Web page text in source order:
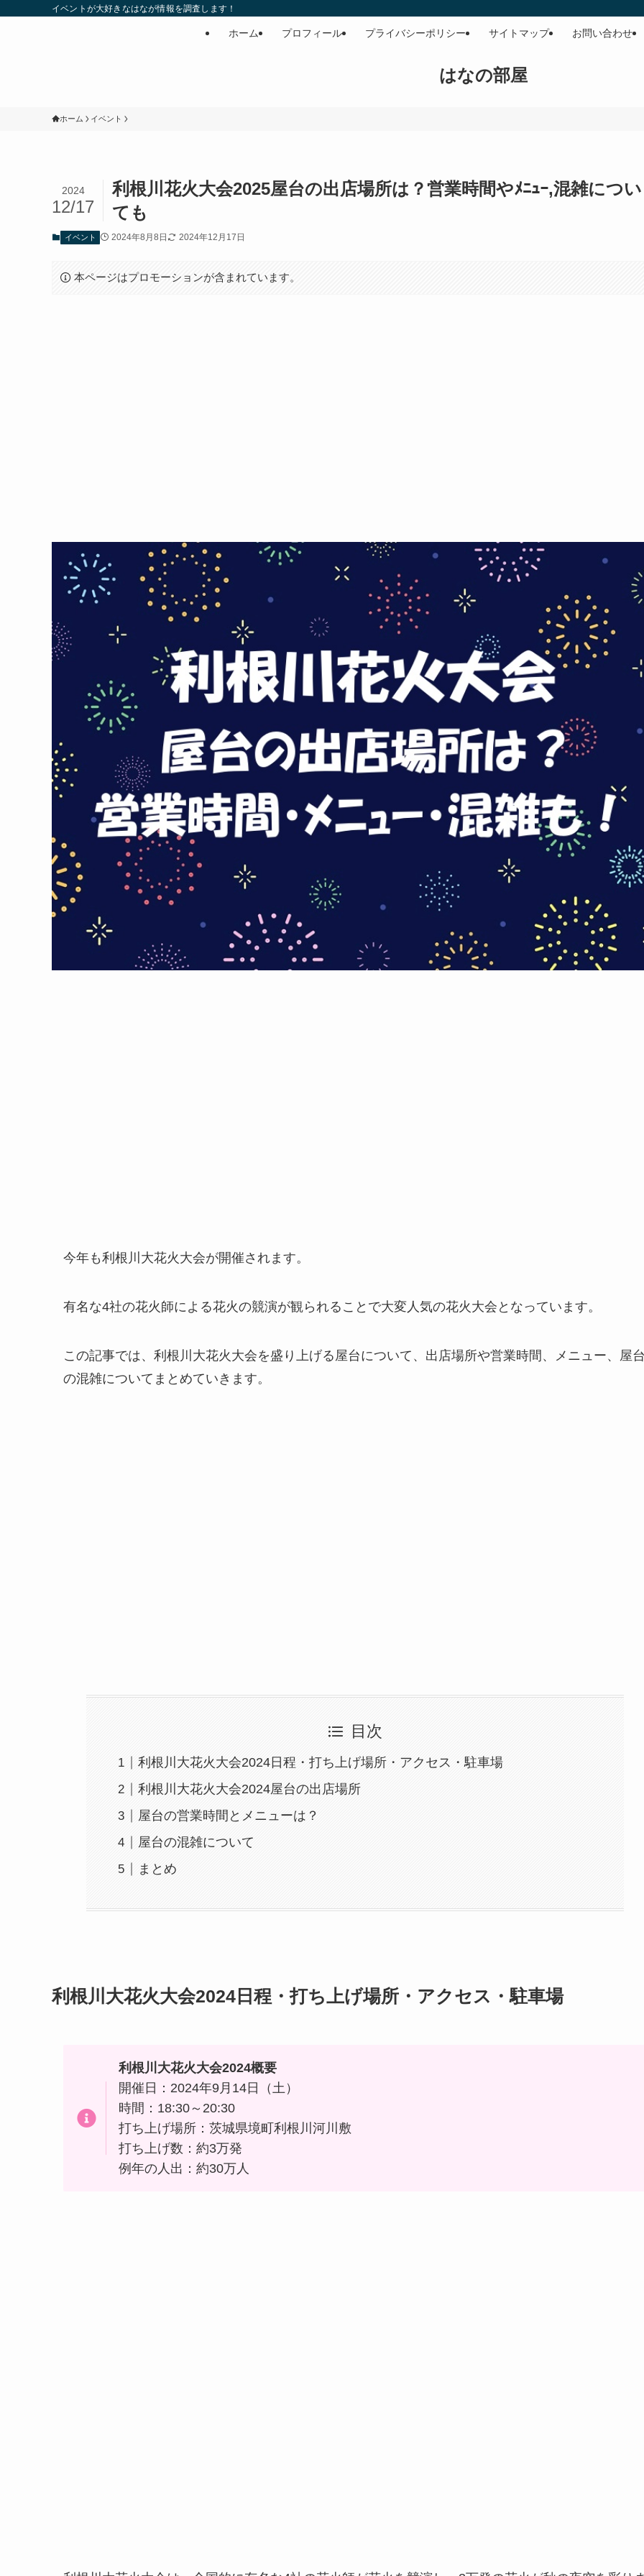
イベントが大好きなはなが情報を調査します！
はなの部屋
ホーム プロフィール プライバシーポリシー サイトマップ お問い合わせ
ホーム イベント
利根川花火大会2025屋台の出店場所は？営業時間やﾒﾆｭｰ,混雑につい
ても
2024
12/17
イベント 2024年8月8日 2024年12月17日
本ページはプロモーションが含まれています。
今年も利根川大花火大会が開催されます。
有名な4社の花火師による花火の競演が観られることで大変人気の花火大会となっています。
この記事では、利根川大花火大会を盛り上げる屋台について、出店場所や営業時間、メニュー、屋
の混雑についてまとめていきます。
目次
利根川大花火大会2024日程・打ち上げ場所・アクセス・駐車場
利根川大花火大会2024屋台の出店場所
屋台の営業時間とメニューは？
屋台の混雑について
まとめ
利根川大花火大会2024日程・打ち上げ場所・アクセス・駐車場
利根川大花火大会2024概要
開催日：2024年9月14日（土）
時間：18:30～20:30
打ち上げ場所：茨城県境町利根川河川敷
打ち上げ数：約3万発
例年の人出：約30万人